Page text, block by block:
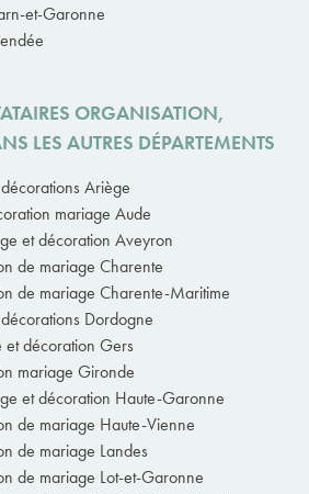
et-Garonne
ORGANISATION,
LES AUTRES DÉPARTEMENTS
Ariège
mariage Aude
et décoration Aveyron
de mariage Charente
de mariage Charente-Maritime
Dordogne
décoration Gers
mariage Gironde
et décoration Haute-Garonne
de mariage Haute-Vienne
de mariage Landes
de mariage Lot-et-Garonne